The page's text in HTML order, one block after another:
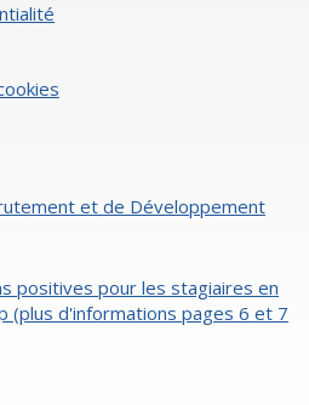
et de Développement
positives pour les stagiaires en
(plus d'informations pages 6 et 7